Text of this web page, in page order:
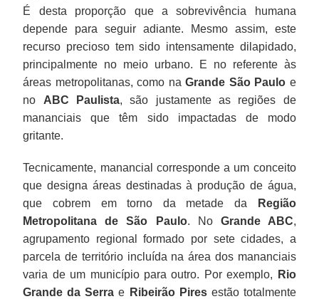
É desta proporção que a sobrevivência humana
depende para seguir adiante. Mesmo assim, este
recurso precioso tem sido intensamente dilapidado,
principalmente no meio urbano. E no referente às
áreas metropolitanas, como naGrande São Paulo e
no ABC Paulista, são justamente as regiões de
mananciais que têm sido impactadas de modo
gritante.
Tecnicamente, manancial corresponde a um conceito
que designa áreas destinadas à produção de água,
que cobrem em torno da metade da
Região
Metropolitana de São Paulo. No Grande ABC,
agrupamento regional formado por sete cidades, a
parcela de território incluída na área dos mananciais
varia de um município para outro. Por exemplo,
Rio
Grande da Serra e Ribeirão Piresestão totalmente